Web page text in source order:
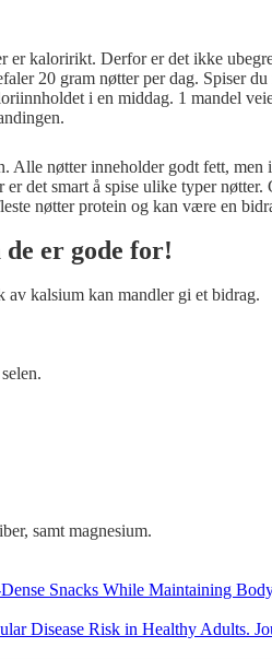
er kaloririkt. Derfor er det ikke
20 gram nøtter per dag. Spiser du
i en middag. 1 mandel
Alle nøtter inneholder godt fett, men
det smart å spise ulike typer nøtter.
nøtter protein og kan være en
er gode for!
kalsium kan mandler gi et bidrag.
samt magnesium.
Snacks While Maintaining
Disease Risk in Healthy Adults.